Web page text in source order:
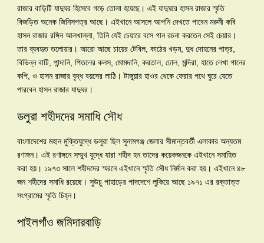
রাজার বাড়িটি যাদুঘর হিসেবে গড়ে তোলা হয়েছে। এই যাদুঘরে হাসন রাজার স্মৃতি
বিজড়িত অনেক জিনিসপত্র আছে। এইখানে আসলে আপনি দেখতে পাবেন মরুমী কবি
হাসন রাজার রঙ্গিন আলখাল্লা, তিনি যেই চেয়ারে বসে গান রচনা করতেন সেই চেয়ার।
তার ব্যবহৃত তলোয়ার। আরো আছে চায়ের টেবিল, কাঠের খড়ম, দুধ দোহনের পাত্র,
বিভিন্ন বাটি, পান্দানি, পিতলের কলস, মোমদানি, করতাল, ঢোল, মন্দিরা, হাতে লেখা গানের
কপি, ও হাসন রাজার বৃদ্ধ বয়সের লাঠি। টাঙ্গুয়ার হাওর থেকে ফেরার পথে ঘুরে যেতে
পারবেন হাসন রাজার যাদুঘর।
ডলুরা শহীদদের সমাধি সৌধ
বাংলাদেশের মহান মুক্তিযুদ্ধে ডলুরা ছিল সুনামগঞ্জ জেলার সীমান্তবর্তী এলাকার অন্যতম
রণাঙ্গন। এই রণাঙ্গনে সম্মুখ যুদ্ধে যারা শহীদ হন তাদের কয়েকজনকে এইখানে সমাহিত
করা হয়। ১৯৭৩ সালে শহীদদের স্মরনে এইখানে স্মৃতি সৌধ নির্মান করা হয়। এইখানে ৪৮
জন শহীদের সমাধি রয়েছে। সুউচু পাহাড়ের পাদদেশে লুকিয়ে আছে ১৯৭১ এর রক্তাত্ত
সংগ্রামের স্মৃতি চিহ্ন।
পাইলগাঁও জমিদারবাড়ি